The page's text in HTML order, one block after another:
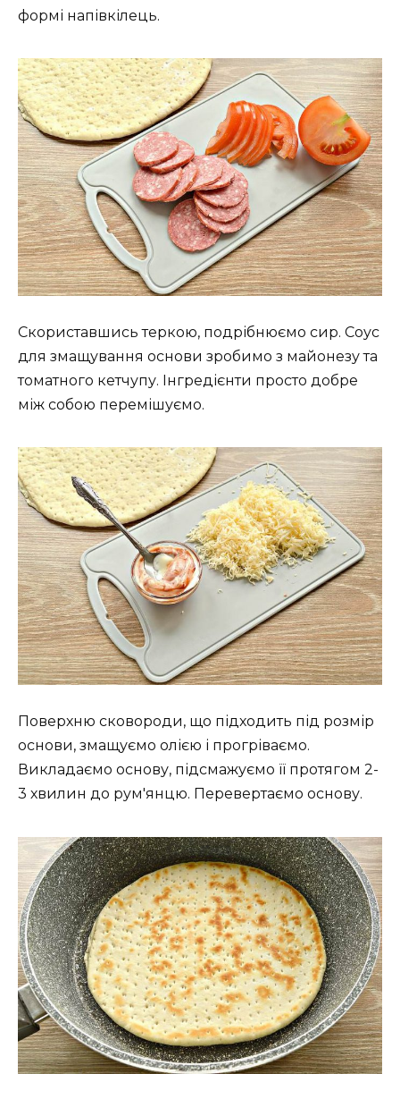
формі напівкілець.
Скориставшись теркою, подрібнюємо сир. Соус
для змащування основи зробимо з майонезу та
томатного кетчупу. Інгредієнти просто добре
між собою перемішуємо.
Поверхню сковороди, що підходить під розмір
основи, змащуємо олією і прогріваємо.
Викладаємо основу, підсмажуємо її протягом 2-
3 хвилин до рум'янцю. Перевертаємо основу.